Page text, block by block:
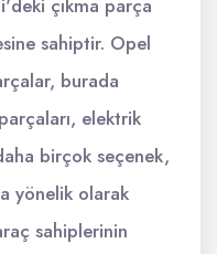
çıkma parça
sahiptir. Opel
burada
elektrik
birçok seçenek,
yönelik olarak
sahiplerinin